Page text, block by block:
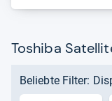
Produkt ist.
Toshiba
Beliebte Filter: